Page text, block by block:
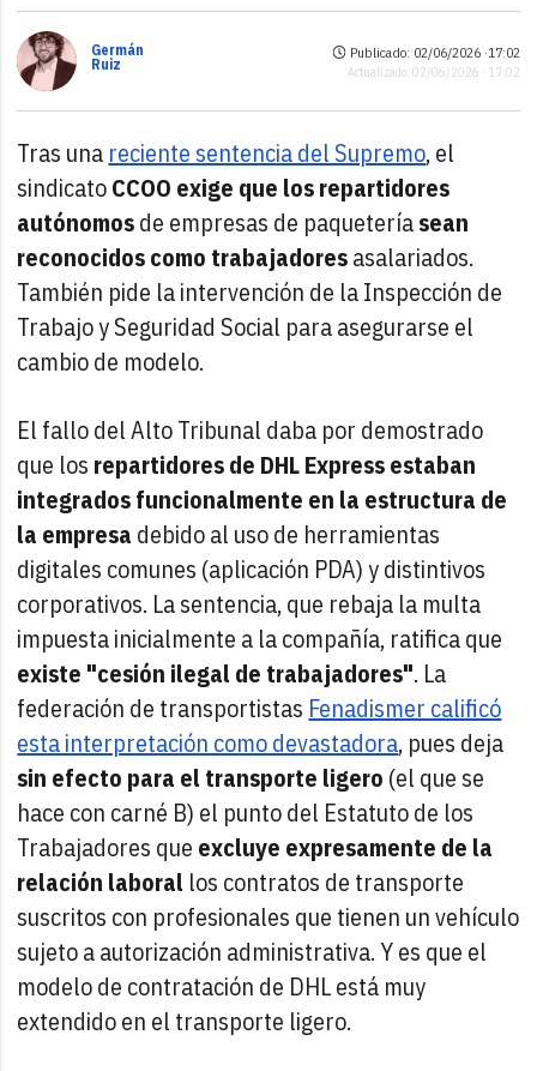
Germán
Ruiz
Publicado: 02/06/2026 ·17:02
Actualizado: 02/06/2026 · 17:02
Tras una reciente sentencia del Supremo, el
sindicatoCCOO exige que los repartidores
autónomosde empresas de paqueteríasean
reconocidos como trabajadoresasalariados.
También pide la intervención de la Inspección de
Trabajo y Seguridad Social para asegurarse el
cambio de modelo.
El fallo del Alto Tribunal daba por demostrado
que los repartidores de DHL Express estaban
integrados funcionalmente en la estructura de
la empresa debido al uso de herramientas
digitales comunes (aplicación PDA) y distintivos
corporativos. La sentencia, que rebaja la multa
impuesta inicialmente a la compañía, ratifica que
existe "cesión ilegal de trabajadores". La
federación de transportistas Fenadismer calificó
esta interpretación como devastadora, pues deja
sin efecto para el transporte ligero (el que se
hace con carné B) el punto del Estatuto de los
Trabajadores que excluye expresamente de la
relación laboral los contratos de transporte
suscritos con profesionales que tienen un vehículo
sujeto a autorización administrativa. Y es que el
modelo de contratación de DHL está muy
extendido en el transporte ligero.